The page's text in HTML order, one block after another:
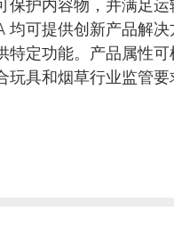
保护内容物，并满足
均可提供创新产品解
特定功能。产品属性
具和烟草行业监管要